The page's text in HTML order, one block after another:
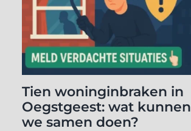
Tien woninginbraken in
Oegstgeest: wat kunnen
we samen doen?